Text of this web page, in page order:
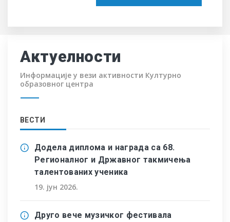
Актуелности
Информације у вези активности Културно
образовног центра
ВЕСТИ
Додела диплома и награда са 68.
Регионалног и Државног такмичења
талентованих ученика
19. јун 2026.
Друго вече музичког фестивала